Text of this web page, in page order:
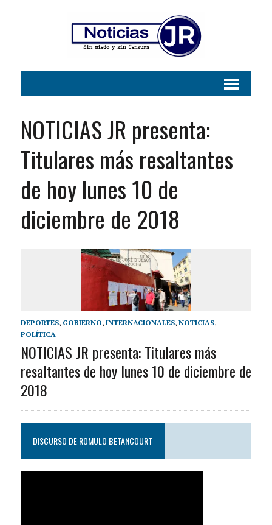
NOTICIAS JR presenta:
Titulares más resaltantes
de hoy lunes 10 de
diciembre de 2018
DEPORTES, GOBIERNO, INTERNACIONALES, NOTICIAS,
POLÍTICA
NOTICIAS JR presenta: Titulares más
resaltantes de hoy lunes 10 de diciembre de
2018
DISCURSO DE ROMULO BETANCOURT